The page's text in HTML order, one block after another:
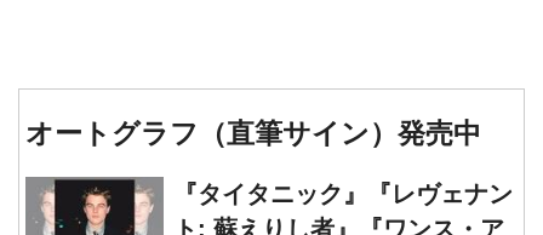
オートグラフ（直筆サイン）発売中
『タイタニック』『レヴェナン
ト: 蘇えりし者』『ワンス・ア